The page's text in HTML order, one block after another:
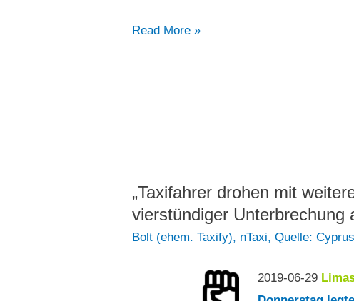
„Der
November
der
Taxifahrer
Read More »
„Taxifahrer drohen mit
vierstündiger Unterbrechung
Bolt (ehem. Taxify), nTaxi,Quelle:
2019-06-29